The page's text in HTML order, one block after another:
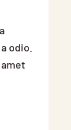
odio.